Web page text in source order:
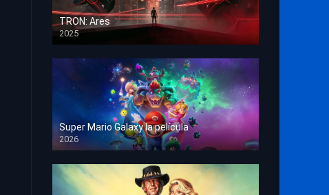
TRON: Ares
2025
HD 1080p
Super Mario Galaxy la película
2026
HD 1080p